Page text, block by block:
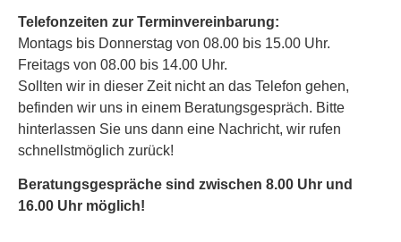
Telefonzeiten zur Terminvereinbarung:
Montags bis Donnerstag von 08.00 bis 15.00 Uhr.
Freitags von 08.00 bis 14.00 Uhr.
Sollten wir in dieser Zeit nicht an das Telefon gehen,
befinden wir uns in einem Beratungsgespräch. Bitte
hinterlassen Sie uns dann eine Nachricht, wir rufen
schnellstmöglich zurück!
Beratungsgespräche sind zwischen 8.00 Uhr und
16.00 Uhr möglich!